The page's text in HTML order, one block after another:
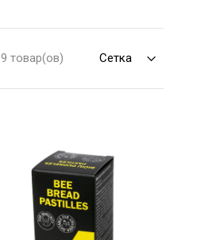
9 товар(ов)